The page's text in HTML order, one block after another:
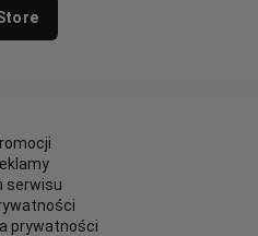
serwisu
prywatności